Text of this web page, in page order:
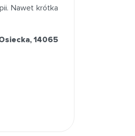
Nawet krótka
14065